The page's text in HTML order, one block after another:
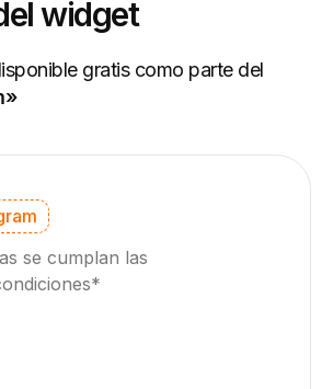
widget
gratis como parte del
se cumplan las